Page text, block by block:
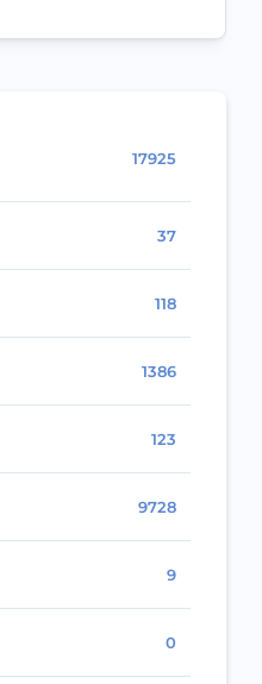
17925
37
118
1386
123
9728
9
0